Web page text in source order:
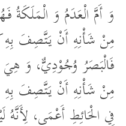
وَ أَمَّ الْعَدَمُ وَ الْمَلَكَةُ
مِنْ شَأْنِهِ أَنْ يَتَّصِفَ بِهِ
فَالْبَصَرُ وُجُوْدِيٌّ، وَ هِيَ
مِنْ شَأْنِهِ أَنْ يَتَّصِفَ بِهِ
فِي الْحَائِطِ أَعْمَى،